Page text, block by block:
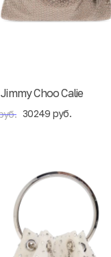
Choo Calie
30249 руб.